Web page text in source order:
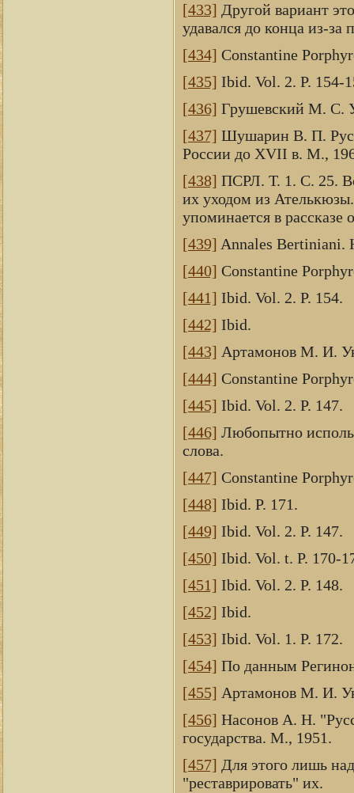
[433] Другой вариант
удавался до конца из-за
[434] Constantine
[435] Ibid. Vol. 2. P. 154-
[436] Грушевский М. С.
[437] Шушарин В. П.
России до XVII в. М.,
[438] ПСРЛ. Т. 1. С. 25.
их уходом из
упоминается в
[439] Annales Bertiniani.
[440] Constantine
[441] Ibid. Vol. 2. P. 154.
[442] Ibid.
[443] Артамонов М. И.
[444] Constantine
[445] Ibid. Vol. 2. P. 147.
[446] Любопытно
слова.
[447] Constantine
[448] Ibid. P. 171.
[449] Ibid. Vol. 2. P. 147.
[450] Ibid. Vol. t. P. 170-
[451] Ibid. Vol. 2. P. 148.
[452] Ibid.
[453] Ibid. Vol. 1. P. 172.
[454] По данным
[455] Артамонов М. И.
[456] Насонов А. Н.
государства. М., 1951.
[457] Для этого лишь
"реставрировать" их.